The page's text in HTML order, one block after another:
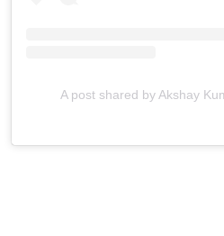
A post shared by Akshay